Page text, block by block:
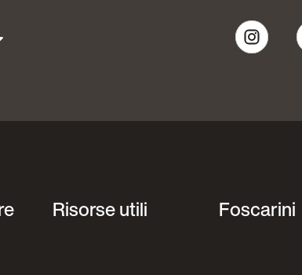
Risorse utili Foscarini